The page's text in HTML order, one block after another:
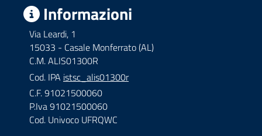
Informazioni
Via Leardi, 1
15033 - Casale Monferrato (AL)
C.M. ALIS01300R
Cod. IPA istsc_alis01300r
C.F. 91021500060
P.Iva 91021500060
Cod. Univoco UFRQWC